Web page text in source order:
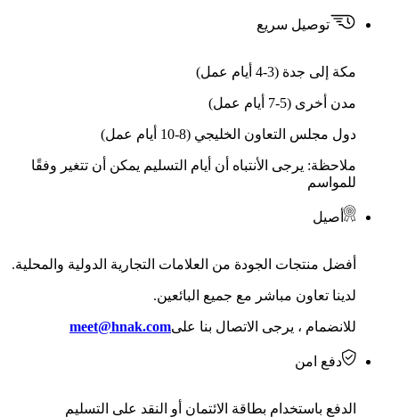
توصيل سريع
مكة إلى جدة (3-4 أيام عمل)
مدن أخرى (5-7 أيام عمل)
دول مجلس التعاون الخليجي (8-10 أيام عمل)
ملاحظة: يرجى الأنتباه أن أيام التسليم يمكن أن تتغير وفقًا
للمواسم
أصيل
أفضل منتجات الجودة من العلامات التجارية الدولية والمحلية.
لدينا تعاون مباشر مع جميع البائعين.
للانضمام ، يرجى الاتصال بنا علىmeet@hnak.com
دفع امن
الدفع باستخدام بطاقة الائتمان أو النقد على التسليم